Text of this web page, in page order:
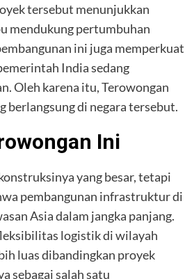
tersebut menunjukkan
mendukung pertumbuhan
ini juga memperkuat
India sedang
Oleh karena itu, Terowongan
berlangsung di negara tersebut.
Ini
yang besar, tetapi
pembangunan infrastruktur di
Asia dalam jangka panjang.
logistik di wilayah
luas dibandingkan proyek
sebagai salah satu